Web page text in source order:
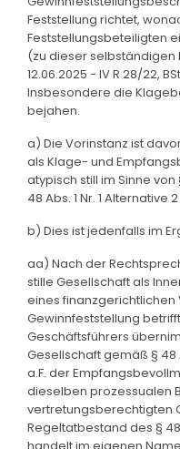
Feststellung richtet,
Feststellungsbeteiligten
(zu dieser selbständigen
12.06.2025 - IV R 28/22,
Insbesondere die
bejahen.
a) Die Vorinstanz ist
als Klage- und
atypisch still im Sinne von
48 Abs. 1 Nr. 1 Alternative
b) Dies ist jedenfalls im
aa) Nach der
stille Gesellschaft als
eines finanzgerichtlichen
Gewinnfeststellung
Geschäftsführers
Gesellschaft gemäß § 48
a.F. der
dieselben prozessualen
vertretungsberechtigten
Regeltatbestand des § 48